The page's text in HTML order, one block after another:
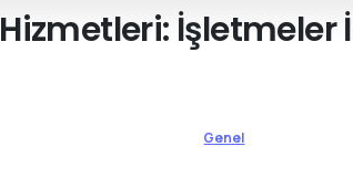
Hizmetleri: İşletmeler
Genel